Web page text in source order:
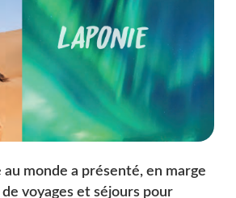
monde a présenté, en marge
voyages et séjours pour